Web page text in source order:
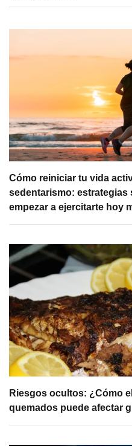
Cómo reiniciar tu vida
sedentarismo: estrategias
empezar a ejercitarte hoy
Riesgos ocultos: ¿Cómo
quemados puede afectar